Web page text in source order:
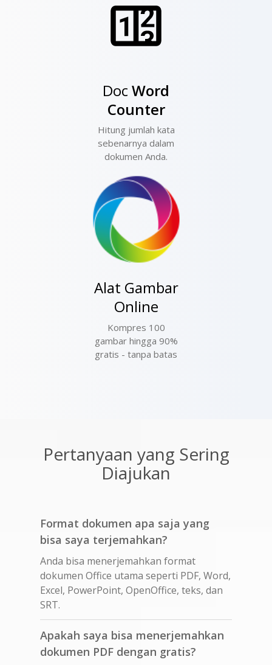
Doc Word
Counter
Hitung jumlah kata
sebenarnya dalam
dokumen Anda.
Alat Gambar
Online
Kompres 100
gambar hingga 90%
gratis - tanpa batas
Pertanyaan yang Sering
Diajukan
Format dokumen apa saja yang
bisa saya terjemahkan?
Anda bisa menerjemahkan format
dokumen Office utama seperti PDF, Word,
Excel, PowerPoint, OpenOffice, teks, dan
SRT.
Apakah saya bisa menerjemahkan
dokumen PDF dengan gratis?